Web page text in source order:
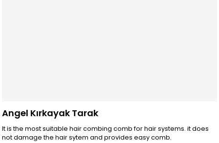
Angel Kırkayak Tarak
It is the most suitable hair combing comb for hair systems. it does
not damage the hair sytem and provides easy comb.